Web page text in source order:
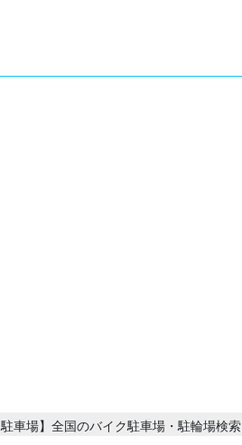
車場】全国のバイク駐車場・駐輪場検